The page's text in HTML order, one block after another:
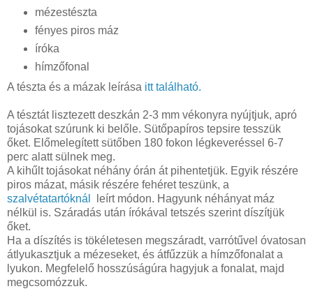
mézestészta
fényes piros máz
íróka
hímzőfonal
A tészta és a mázak leírása itt található.
A tésztát lisztezett deszkán 2-3 mm vékonyra nyújtjuk, apró
tojásokat szúrunk ki belőle. Sütőpapíros tepsire tesszük
őket. Előmelegített sütőben 180 fokon légkeveréssel 6-7
perc alatt sülnek meg.
A kihűlt tojásokat néhány órán át pihentetjük. Egyik részére
piros mázat, másik részére fehéret teszünk, a
szalvétatartóknál
leírt módon. Hagyunk néhányat máz
nélkül is. Száradás után írókával tetszés szerint díszítjük
őket.
Ha a díszítés is tökéletesen megszáradt, varrótűvel óvatosan
átlyukasztjuk a mézeseket, és átfűzzük a hímzőfonalat a
lyukon. Megfelelő hosszúságúra hagyjuk a fonalat, majd
megcsomózzuk.